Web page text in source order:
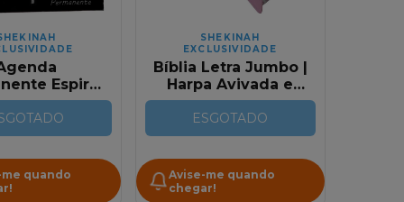
Espiral
Grande |
| Preta
quando
SHEKINAH
EXCLUSIVIDADE
Bíblia Letra Jumbo |
Harpa Avivada e
Corinhos | RC | Rosa
ESGOTADO
Avise-me quando
chegar!